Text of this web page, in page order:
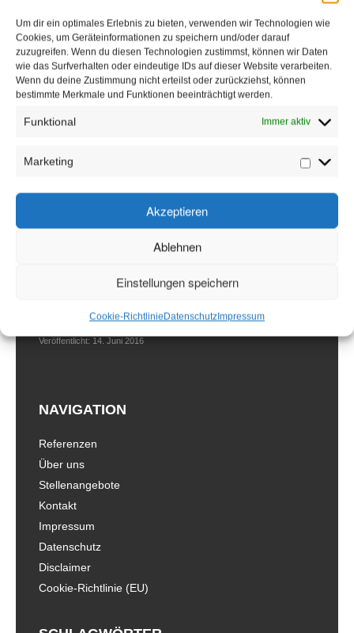
Um dir ein optimales Erlebnis zu bieten, verwenden wir Technologien wie
Cookies, um Geräteinformationen zu speichern und/oder darauf
zuzugreifen. Wenn du diesen Technologien zustimmst, können wir Daten
wie das Surfverhalten oder eindeutige IDs auf dieser Website verarbeiten.
Wenn du deine Zustimmung nicht erteilst oder zurückziehst, können
bestimmte Merkmale und Funktionen beeinträchtigt werden.
Funktional Immer aktiv
Marketing
Akzeptieren
Ablehnen
Einstellungen speichern
Cookie-RichtlinieDatenschutzImpressum
René Dahnke
E-Mail:info@fliesen-dahnke.de
DAS SAGEN UNSERE KUNDEN
Kundenmeinungen
Veröffentlicht: 14. Juni 2016
NAVIGATION
Referenzen
Über uns
Stellenangebote
Kontakt
Impressum
Datenschutz
Disclaimer
Cookie-Richtlinie (EU)